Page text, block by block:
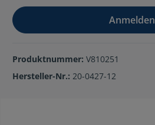
Anmelden
Produktnummer:V810251
Hersteller-Nr.:20-0427-12